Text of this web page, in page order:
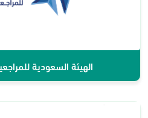
الهيئة السعودية